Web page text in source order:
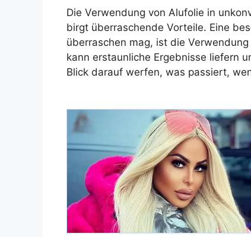
Die Verwendung von Alufolie in
birgt überraschende Vorteile. Eine
überraschen mag, ist die
kann erstaunliche Ergebnisse liefern
Blick darauf werfen, was passiert,